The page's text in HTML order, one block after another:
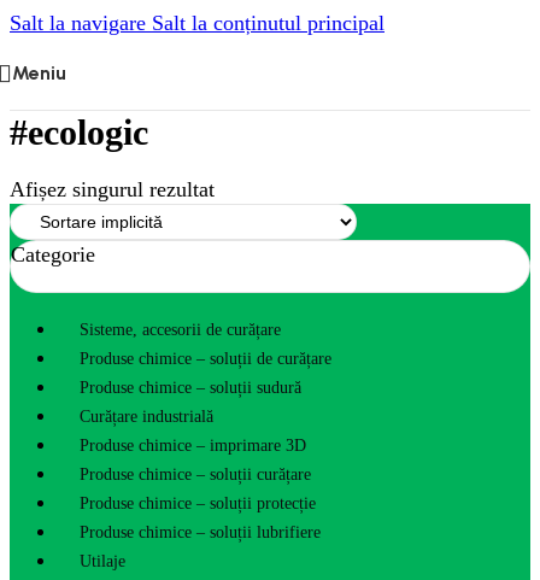
Salt la navigare Salt la conținutul principal
Meniu
#ecologic
Afișez singurul rezultat
Categorie
Sisteme, accesorii de curățare
Produse chimice – soluții de curățare
Produse chimice – soluții sudură
Curățare industrială
Produse chimice – imprimare 3D
Produse chimice – soluții curățare
Produse chimice – soluții protecție
Produse chimice – soluții lubrifiere
Utilaje